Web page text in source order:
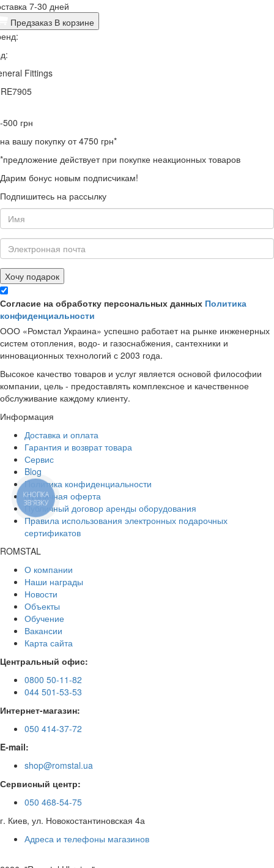
7-30 дней
Предзаказ В корзине
Fittings
-500 грн
на вашу покупку от 4750 грн*
*предложение действует при покупке неакционных товаров
Дарим бонус новым подписчикам!
Подпишитесь на рассылку
Хочу подарок
Согласие на обработку персональных данных Политика
конфиденциальности
ООО «Ромстал Украина» успешно работает на рынке инженерных
систем отопления, водо- и газоснабжения, сантехники и
инновационных технологий с 2003 года.
Высокое качество товаров и услуг является основой философии
компании, цель - предоставлять комплексное и качественное
обслуживание каждому клиенту.
Информация
Доставка и оплата
Гарантия и возврат товара
Сервис
Blog
Политика конфиденциальности
Публичная оферта
Публичный договор аренды оборудования
Правила использования электронных подарочных
сертификатов
ROMSTAL
О компании
Наши награды
Новости
Объекты
Обучение
Вакансии
Карта сайта
Центральный офис:
0800 50-11-82
044 501-53-53
Интернет-магазин:
050 414-37-72
E-mail:
shop@romstal.ua
Сервисный центр:
050 468-54-75
г. Киев, ул. Новокостантиновская 4а
Адреса и телефоны магазинов
КНОПКА
ЗВ'ЯЗКУ